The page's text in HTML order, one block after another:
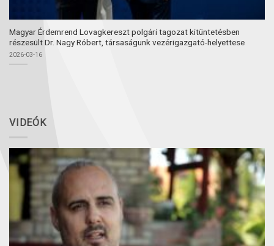
Magyar Érdemrend Lovagkereszt polgári tagozat kitüntetésben
részesült Dr. Nagy Róbert, társaságunk vezérigazgató-helyettese
2026-03-16
VIDEÓK